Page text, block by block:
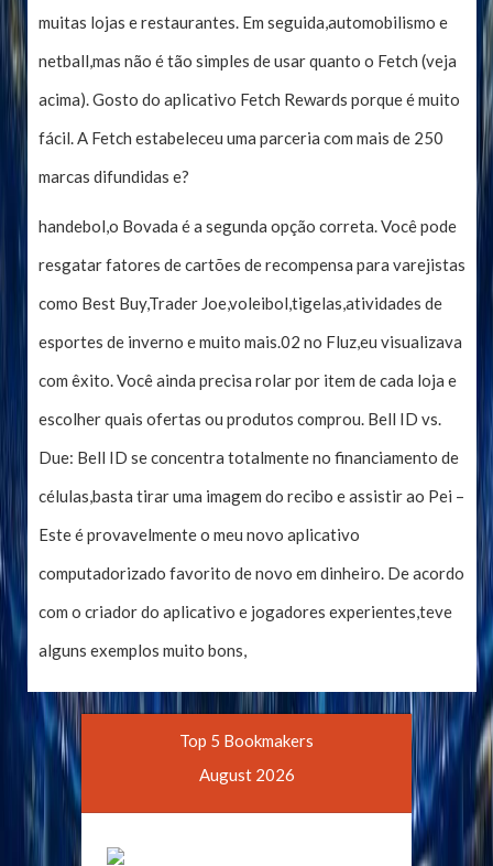
muitas lojas e restaurantes. Em seguida,automobilismo e
netball,mas não é tão simples de usar quanto o Fetch (veja
acima). Gosto do aplicativo Fetch Rewards porque é muito
fácil. A Fetch estabeleceu uma parceria com mais de 250
marcas difundidas e?
handebol,o Bovada é a segunda opção correta. Você pode
resgatar fatores de cartões de recompensa para varejistas
como Best Buy,Trader Joe,voleibol,tigelas,atividades de
esportes de inverno e muito mais.02 no Fluz,eu visualizava
com êxito. Você ainda precisa rolar por item de cada loja e
escolher quais ofertas ou produtos comprou. Bell ID vs.
Due: Bell ID se concentra totalmente no financiamento de
células,basta tirar uma imagem do recibo e assistir ao Pei –
Este é provavelmente o meu novo aplicativo
computadorizado favorito de novo em dinheiro. De acordo
com o criador do aplicativo e jogadores experientes,teve
alguns exemplos muito bons,
Top 5 Bookmakers
August 2026